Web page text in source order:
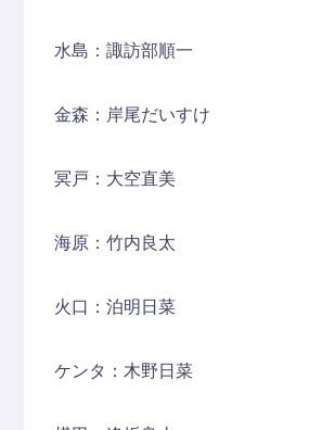
水島：諏訪部順一
金森：岸尾だいすけ
冥戸：大空直美
海原：竹内良太
火口：泊明日菜
ケンタ：木野日菜